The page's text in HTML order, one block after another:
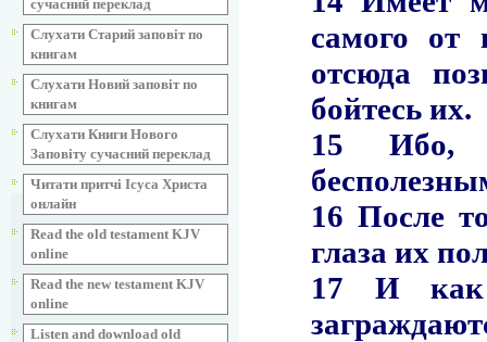
сучасний переклад
Слухати Старий заповіт по
книгам
Слухати Новий заповіт по
книгам
Слухати Книги Нового
Заповіту сучасний переклад
Читати притчі Ісуса Христа
онлайн
Read the old testament KJV
online
Read the new testament KJV
online
Listen and download old